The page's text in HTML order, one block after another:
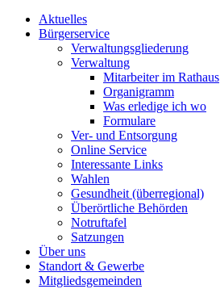
Aktuelles
Bürgerservice
Verwaltungsgliederung
Verwaltung
Mitarbeiter im Rathaus
Organigramm
Was erledige ich wo
Formulare
Ver- und Entsorgung
Online Service
Interessante Links
Wahlen
Gesundheit (überregional)
Überörtliche Behörden
Notruftafel
Satzungen
Über uns
Standort & Gewerbe
Mitgliedsgemeinden